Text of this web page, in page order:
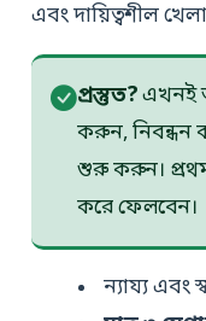
এবং দায়িত্বশীল
প্রস্তুত?এখনই
করুন, নিবন্ধন
শুরু করুন।
করে ফেলবেন।
ন্যায্য এবং